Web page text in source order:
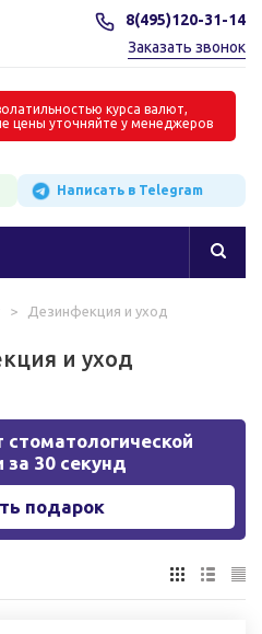
8(495)120-31-14
Заказать звонок
курса валют,
цены уточняйте у менеджеров
Написать в Telegram
> Дезинфекция и уход
и уход
за 30 секунд
подарок